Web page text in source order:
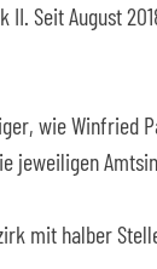
II. Seit August
wie Winfried
jeweiligen
mit halber